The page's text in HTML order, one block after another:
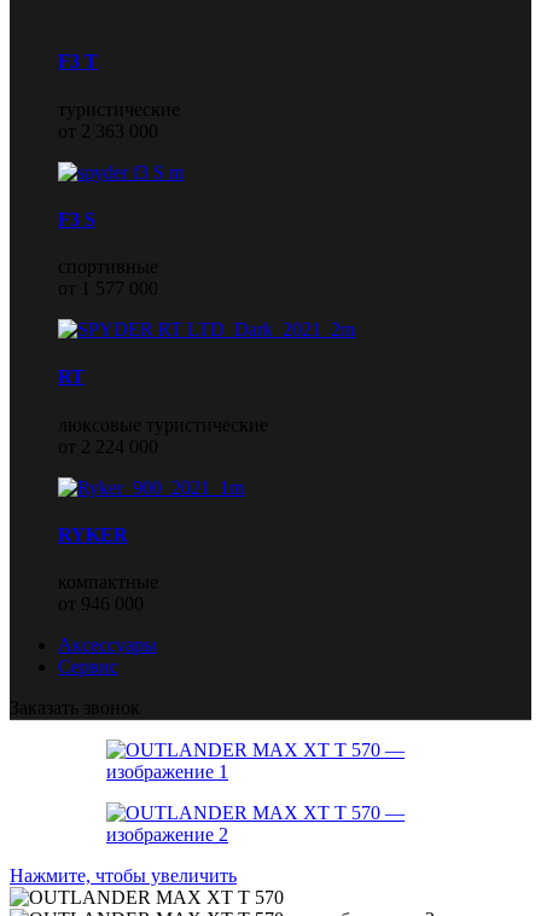
F3 T
туристические
от 2 363 000
F3 S
спортивные
от 1 577 000
RT
люксовые туристические
от 2 224 000
RYKER
компактные
от 946 000
Аксессуары
Сервис
Заказать звонок
Нажмите, чтобы увеличить